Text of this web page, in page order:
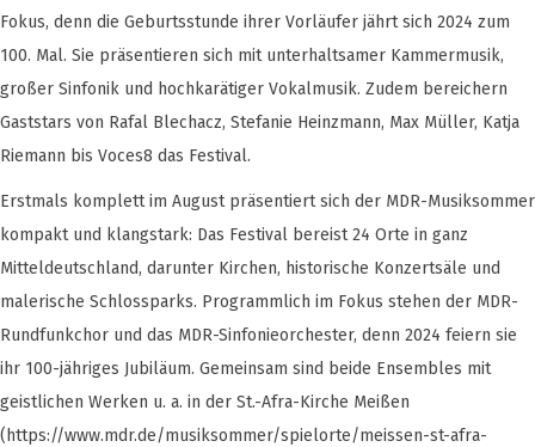
Fokus, denn die Geburtsstunde ihrer Vorläufer jährt sich 2024 zum
100. Mal. Sie präsentieren sich mit unterhaltsamer Kammermusik,
großer Sinfonik und hochkarätiger Vokalmusik. Zudem bereichern
Gaststars von Rafal Blechacz, Stefanie Heinzmann, Max Müller, Katja
Riemann bis Voces8 das Festival.
Erstmals komplett im August präsentiert sich der MDR-Musiksommer
kompakt und klangstark: Das Festival bereist 24 Orte in ganz
Mitteldeutschland, darunter Kirchen, historische Konzertsäle und
malerische Schlossparks. Programmlich im Fokus stehen der MDR-
Rundfunkchor und das MDR-Sinfonieorchester, denn 2024 feiern sie
ihr 100-jähriges Jubiläum. Gemeinsam sind beide Ensembles mit
geistlichen Werken u. a. in der St.-Afra-Kirche Meißen
(https://www.mdr.de/musiksommer/spielorte/meissen-st-afra-